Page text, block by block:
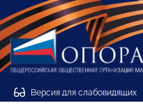
Версия для слабовидящих